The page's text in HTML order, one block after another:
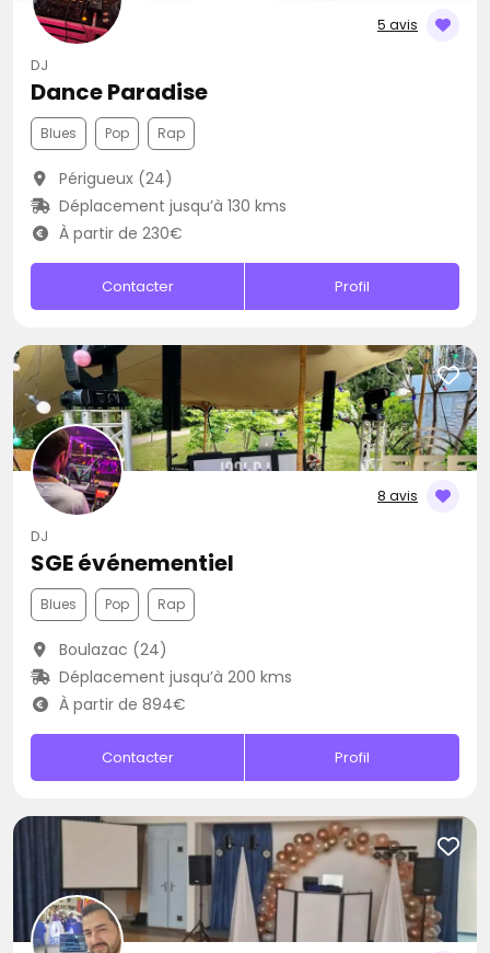
5 avis
DJ
Dance Paradise
Blues Pop Rap
Périgueux (24)
Déplacement jusqu’à 130 kms
À partir de 230€
Contacter Profil
8 avis
DJ
SGE événementiel
Blues Pop Rap
Boulazac (24)
Déplacement jusqu’à 200 kms
À partir de 894€
Contacter Profil